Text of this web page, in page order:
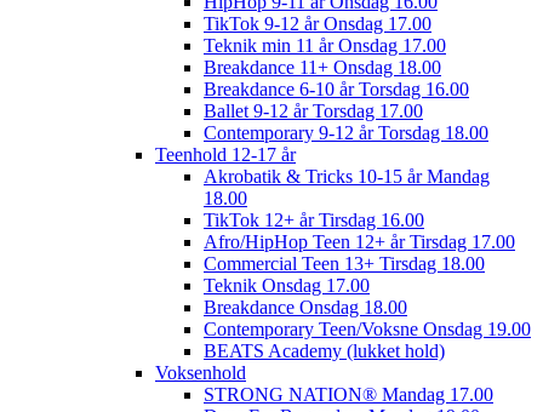
TikTok 9-12 år Onsdag 17.00
Teknik min 11 år Onsdag 17.00
Breakdance 11+ Onsdag 18.00
Breakdance 6-10 år Torsdag 16.00
Ballet 9-12 år Torsdag 17.00
Contemporary 9-12 år Torsdag 18.00
Teenhold 12-17 år
Akrobatik & Tricks 10-15 år Mandag
18.00
TikTok 12+ år Tirsdag 16.00
Afro/HipHop Teen 12+ år Tirsdag 17.00
Commercial Teen 13+ Tirsdag 18.00
Teknik Onsdag 17.00
Breakdance Onsdag 18.00
Contemporary Teen/Voksne Onsdag 19.00
BEATS Academy (lukket hold)
Voksenhold
STRONG NATION® Mandag 17.00